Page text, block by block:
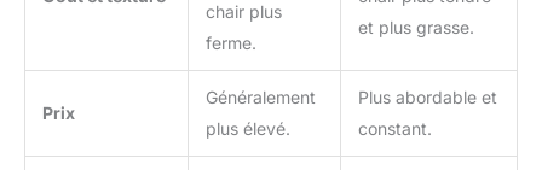
chair plus
ferme.
et plus grasse.
Prix
Généralement
plus élevé.
Plus abordable et
constant.